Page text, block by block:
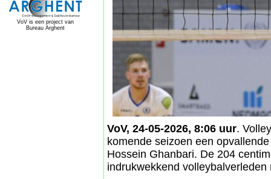
VoV is een project van
Bureau Arghent
VoV, 24-05-2026, 8:06 uur.
komende seizoen een
Hossein Ghanbari. De 204
indrukwekkend